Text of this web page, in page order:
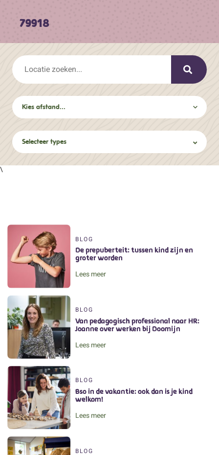
79918
Selecteer types
\
BLOG
De prepuberteit: tussen kind zijn en
groter worden
Lees meer
BLOG
Van pedagogisch professional naar HR:
Joanne over werken bij Doomijn
Lees meer
BLOG
Bso in de vakantie: ook dan is je kind
welkom!
Lees meer
BLOG